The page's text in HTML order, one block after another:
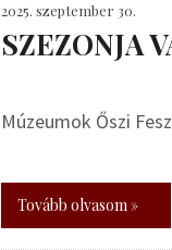
2025. szeptember 30.
SZEZONJA
Múzeumok Őszi
Tovább olvasom »